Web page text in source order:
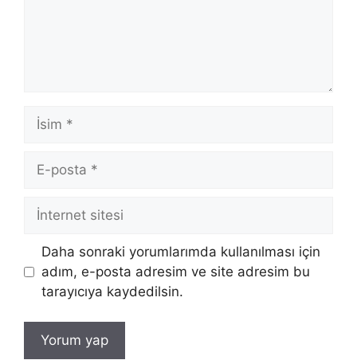
İsim
posta
İnternet
sitesi
Daha sonraki yorumlarımda kullanılması için
adım, e-posta adresim ve site adresim bu
tarayıcıya kaydedilsin.